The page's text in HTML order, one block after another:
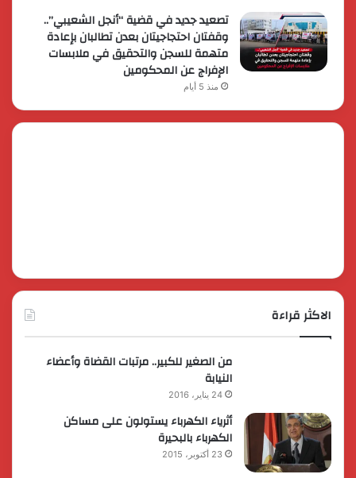
تصعيد جديد في قضية “أنجل الشعيبي”..
وقفتان احتجاجيتان بعدن تطالبان بإعادة
متهمة للسجن والتحقيق في ملابسات
الإفراج عن المحكومين
منذ 5 أيام
الاكثر قراءة
من الصغير للكبير.. مرتبات القضاة وأعضاء
النيابة
24 يناير، 2016
أثرياء الكهرباء يستولون على مساكن
الكهرباء بالبحيرة
23 أكتوبر، 2015